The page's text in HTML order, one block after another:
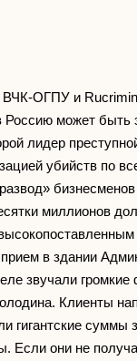
ВЧК-ОГПУ и
может быть
лидер
убийств по
миллионов
в здании
звучали
Клиенты
гигантские суммы
Если они не